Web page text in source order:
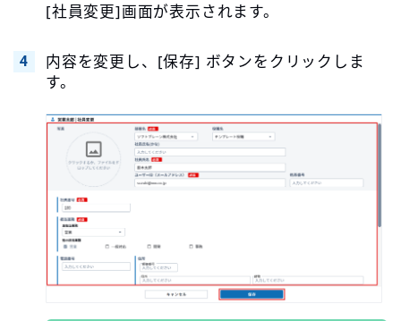
[社員変更]画面が表示されます。
内容を変更し、[保存] ボタンをクリックしま
す。